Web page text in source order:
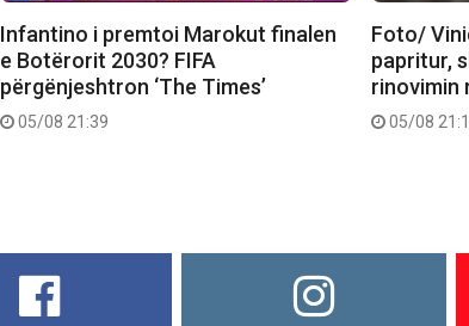
Infantino i premtoi Marokut finalen
e Botërorit 2030? FIFA
përgënjeshtron ‘The Times’
05/08 21:39
Foto/
papritur,
rinovimin
05/08